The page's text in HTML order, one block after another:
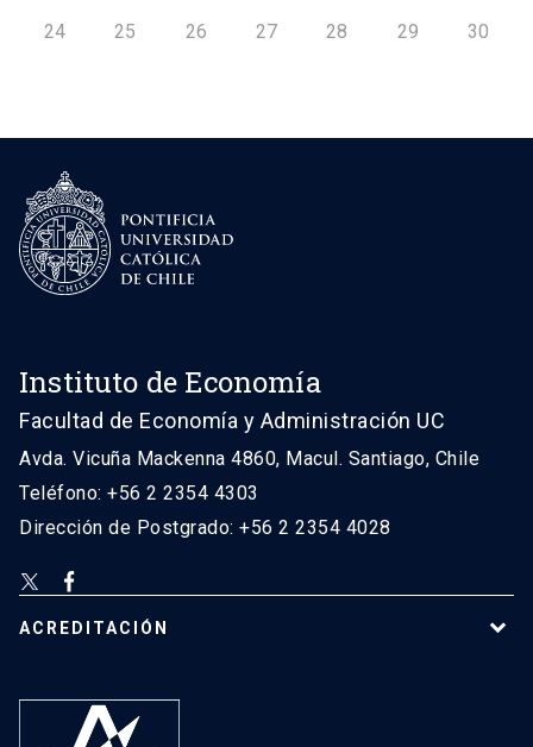
24 25 26 27 28 29 30
Instituto de Economía
Facultad de Economía y Administración UC
Avda. Vicuña Mackenna 4860, Macul. Santiago, Chile
Teléfono: +56 2 2354 4303
Dirección de Postgrado: +56 2 2354 4028
ACREDITACIÓN